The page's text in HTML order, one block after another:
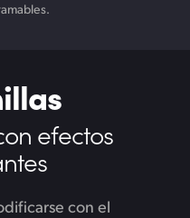
efectos
con el